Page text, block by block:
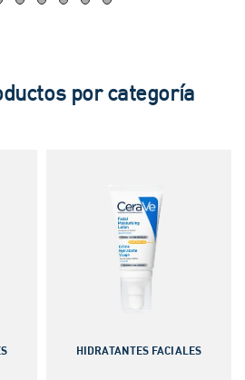
por categoría
HIDRATANTES FACIALES